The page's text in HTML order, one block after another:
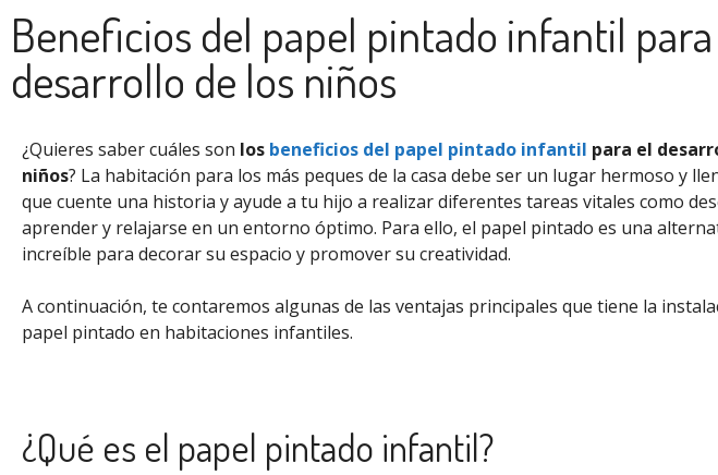
Beneficios del papel pintado infantil
desarrollo de los niños
¿Quieres saber cuáles son los beneficios del papel pintado infantil para el
niños? La habitación para los más peques de la casa debe ser un lugar hermoso y
que cuente una historia y ayude a tu hijo a realizar diferentes tareas vitales como
aprender y relajarse en un entorno óptimo. Para ello, el papel pintado es una
increíble para decorar su espacio y promover su creatividad.
A continuación, te contaremos algunas de las ventajas principales que tiene la
papel pintado en habitaciones infantiles.
¿Qué es el papel pintado infantil?